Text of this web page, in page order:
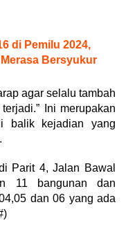
di Pemilu 2024,
Bersyukur
agar selalu tambah
Ini merupakan
balik kejadian yang
Parit 4, Jalan Bawal
11 bangunan dan
dan 06 yang ada